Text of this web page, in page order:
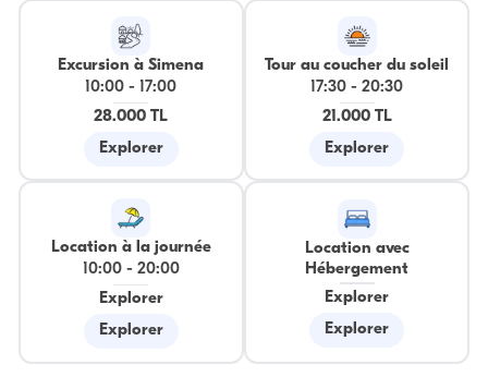
Excursion à Simena
10:00 -
17:00
28.000 TL
Explorer
Tour au coucher du soleil
17:30 -20:30
21.000 TL
Explorer
Location à la journée
10:00- 20:00
Explorer
Explorer
Location avec
Hébergement
Explorer
Explorer